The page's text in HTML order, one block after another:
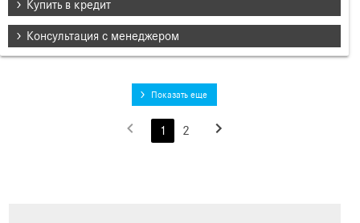
Купить в кредит
Консультация с менеджером
Показать еще
1 2